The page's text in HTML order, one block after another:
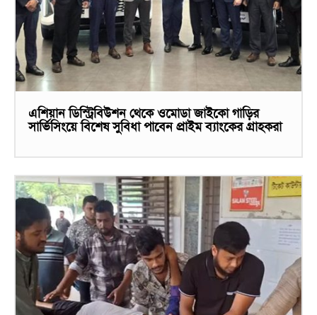
এশিয়ান ডিস্ট্রিবিউশন থেকে ওমোডা জাইকো গাড়ির
সার্ভিসিংয়ে বিশেষ সুবিধা পাবেন প্রাইম ব্যাংকের গ্রাহকরা